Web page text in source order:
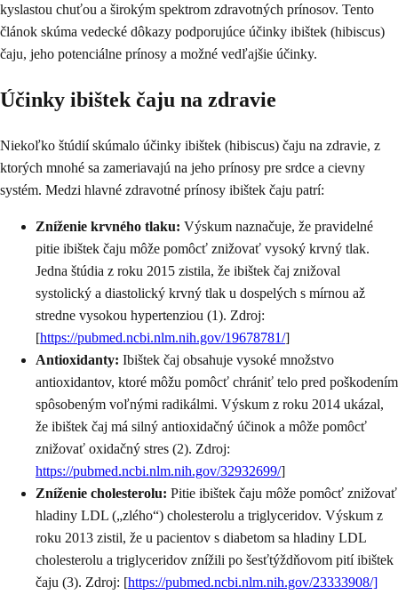
kyslastou chuťou a širokým spektrom zdravotných prínosov. Tento
článok skúma vedecké dôkazy podporujúce účinky ibištek (hibiscus)
čaju, jeho potenciálne prínosy a možné vedľajšie účinky.
Účinky ibištek čaju na zdravie
Niekoľko štúdií skúmalo účinky ibištek (hibiscus) čaju na zdravie, z
ktorých mnohé sa zameriavajú na jeho prínosy pre srdce a cievny
systém. Medzi hlavné zdravotné prínosy ibištek čaju patrí:
Zníženie krvného tlaku: Výskum naznačuje, že pravidelné
pitie ibištek čaju môže pomôcť znižovať vysoký krvný tlak.
Jedna štúdia z roku 2015 zistila, že ibištek čaj znižoval
systolický a diastolický krvný tlak u dospelých s mírnou až
stredne vysokou hypertenziou (1). Zdroj:
[https://pubmed.ncbi.nlm.nih.gov/19678781/]
Antioxidanty: Ibištek čaj obsahuje vysoké množstvo
antioxidantov, ktoré môžu pomôcť chrániť telo pred poškodením
spôsobeným voľnými radikálmi. Výskum z roku 2014 ukázal,
že ibištek čaj má silný antioxidačný účinok a môže pomôcť
znižovať oxidačný stres (2). Zdroj:
https://pubmed.ncbi.nlm.nih.gov/32932699/]
Zníženie cholesterolu: Pitie ibištek čaju môže pomôcť znižovať
hladiny LDL („zlého“) cholesterolu a triglyceridov. Výskum z
roku 2013 zistil, že u pacientov s diabetom sa hladiny LDL
cholesterolu a triglyceridov znížili po šesťtýždňovom pití ibištek
čaju (3). Zdroj: [https://pubmed.ncbi.nlm.nih.gov/23333908/]